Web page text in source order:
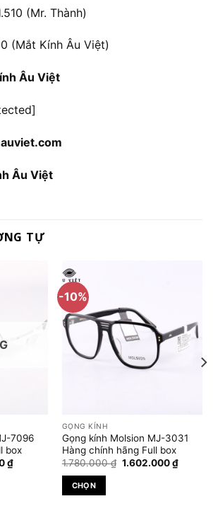
(Mr. Thành)
(Mắt Kính Âu Việt)
Âu Việt
Âu Việt
TỰ
7096
box
₫Giá
hiện
-10%
GỌNG KÍNH
Gọng kính Molsion MJ-3031
Hàng chính hãng Full box
1.780.000₫ Giá
1.602.000₫Giá
hiện
CHỌN